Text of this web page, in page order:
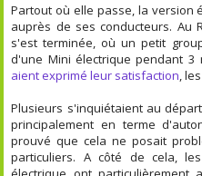
Partout où elle passe, la version
auprès de ses conducteurs. Au
s'est terminée, où un petit
d'une Mini électrique pendant
aient exprimé leur satisfaction,
Plusieurs s'inquiétaient au
principalement en terme
prouvé que cela ne posait
particuliers. A côté de cela,